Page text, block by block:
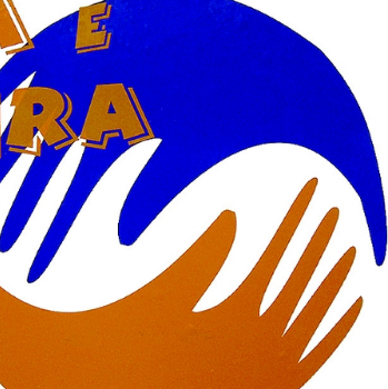
Abitare il piemontese / La parola della settimana è Bifa
Alba: lunedì 10 agosto tornano le “Notti del vino”
ALBA
Dal 13 al 16 agosto a Priocca c’è la Sagra della costata di
Rotary Club Bra: arriva il “Premio per l’Eccellenza” BRA